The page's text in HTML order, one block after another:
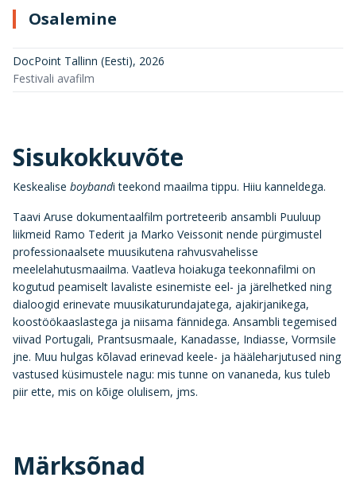
Osalemine
DocPoint Tallinn (Eesti), 2026
Festivali avafilm
Sisukokkuvõte
Keskealise boybandi teekond maailma tippu. Hiiu kanneldega.
Taavi Aruse dokumentaalfilm portreteerib ansambli Puuluup
liikmeid Ramo Tederit ja Marko Veissonit nende pürgimustel
professionaalsete muusikutena rahvusvahelisse
meelelahutusmaailma. Vaatleva hoiakuga teekonnafilmi on
kogutud peamiselt lavaliste esinemiste eel- ja järelhetked ning
dialoogid erinevate muusikaturundajatega, ajakirjanikega,
koostöökaaslastega ja niisama fännidega. Ansambli tegemised
viivad Portugali, Prantsusmaale, Kanadasse, Indiasse, Vormsile
jne. Muu hulgas kõlavad erinevad keele- ja hääleharjutused ning
vastused küsimustele nagu: mis tunne on vananeda, kus tuleb
piir ette, mis on kõige olulisem, jms.
Märksõnad